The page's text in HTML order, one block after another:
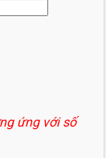
ứng với số